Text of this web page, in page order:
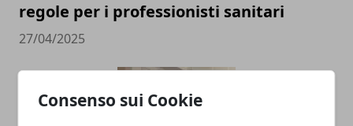
Consenso sui Cookie
regole per i professionisti sanitari
27/04/2025